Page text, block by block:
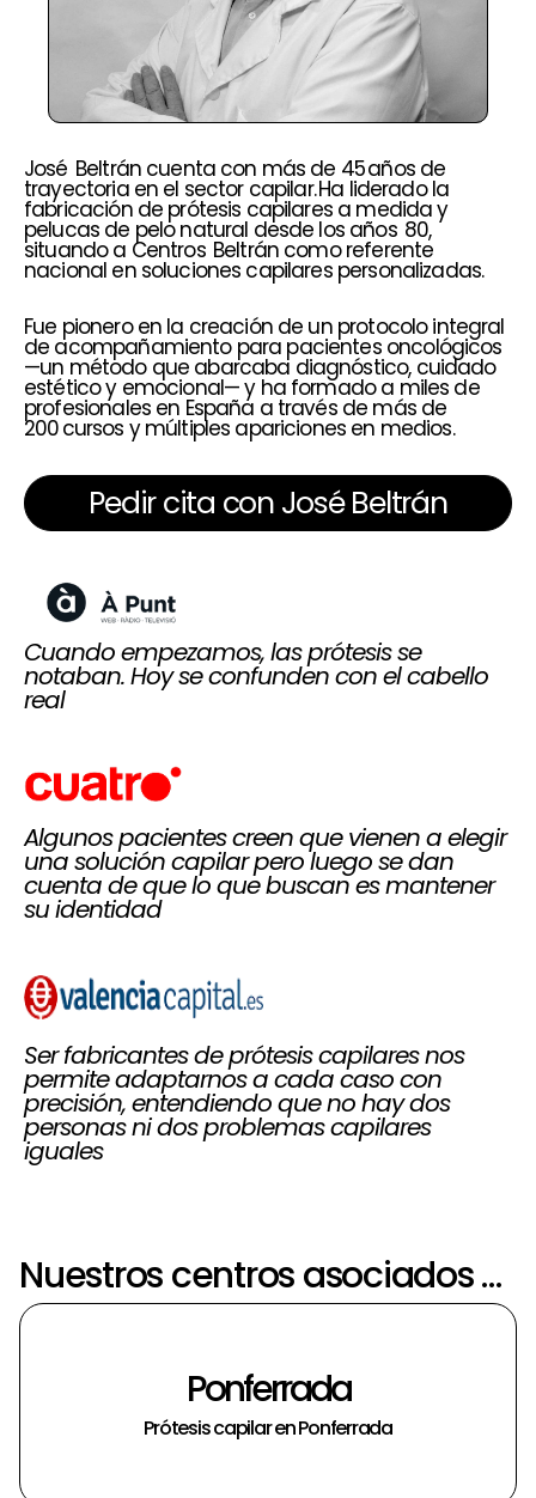
José Beltrán cuenta con más de 45 años de
trayectoria en el sector capilar. Ha liderado la
fabricación de prótesis capilares a medida y
pelucas de pelo natural desde los años 80,
situando a Centros Beltrán como referente
nacional en soluciones capilares personalizadas.
Fue pionero en la creación de un protocolo integral
de acompañamiento para pacientes oncológicos
—un método que abarcaba diagnóstico, cuidado
estético y emocional— y ha formado a miles de
profesionales en España a través de más de
200 cursos y múltiples apariciones en medios.
Pedir cita con José Beltrán
Cuando empezamos, las prótesis se
notaban. Hoy se confunden con el cabello
real
Algunos pacientes creen que vienen a elegir
una solución capilar pero luego se dan
cuenta de que lo que buscan es mantener
su identidad
Ser fabricantes de prótesis capilares nos
permite adaptarnos a cada caso con
precisión, entendiendo que no hay dos
personas ni dos problemas capilares
iguales
Nuestros centros asociados más próximos a Vigo
Ponferrada
Prótesis capilar en Ponferrada